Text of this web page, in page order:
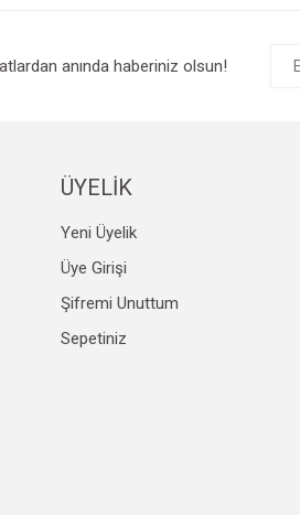
anında haberiniz olsun!
ÜYELİK
Yeni Üyelik
Üye Girişi
Şifremi Unuttum
Sepetiniz